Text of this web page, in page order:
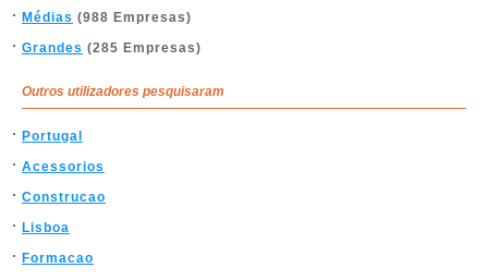
Médias (988 Empresas)
Grandes (285 Empresas)
Outros utilizadores pesquisaram
Portugal
Acessorios
Construcao
Lisboa
Formacao